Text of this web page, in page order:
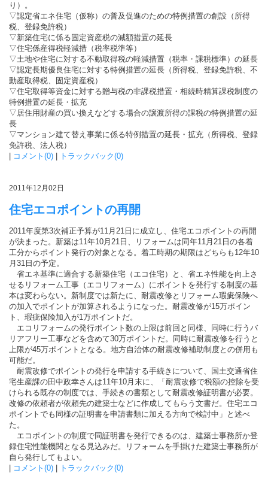
り）。
▽認定省エネ住宅（仮称）の普及促進のための特例措置の創設（所得
税、登録免許税）
▽新築住宅に係る固定資産税の減額措置の延長
▽住宅係産得税軽減措（税率税準等）
▽土地や住宅に対する不動取得税の軽減措置（税率・課税標準）の延長
▽認定長期優良住宅に対する特例措置の延長（所得税、登録免許税、不
動産取得税、固定資産税）
▽住宅取得等資金に対する贈与税の非課税措置・相続時精算課税制度の
特例措置の延長・拡充
▽居住用財産の買い換えなどする場合の譲渡所得の課税の特例措置の延
長
▽マンション建て替え事業に係る特例措置の延長・拡充（所得税、登録
免許税、法人税）
コメント(0) トラックバック(0)
2011年12月02日
住宅エコポイントの再開
2011年度第3次補正予算が11月21日に成立し、住宅エコポイントの再開
が決まった。新築は11年10月21日、リフォームは同年11月21日の各着
工分からポイント発行の対象となる。着工時期の期限はどちらも12年10
月31日の予定。
省エネ基準に適合する新築住宅（エコ住宅）と、省エネ性能を向上さ
せるリフォーム工事（エコリフォーム）にポイントを発行する制度の基
本は変わらない。新制度では新たに、耐震改修とリフォーム瑕疵保険へ
の加入でポイントが加算されるようになった。耐震改修が15万ポイン
ト、瑕疵保険加入が1万ポイントだ。
エコリフォームの発行ポイント数の上限は前回と同様、同時に行うバ
リアフリー工事などを含めて30万ポイントだ。同時に耐震改修を行うと
上限が45万ポイントとなる。地方自治体の耐震改修補助制度との併用も
可能だ。
耐震改修でポイントの発行を申請する手続きについて、国土交通省住
宅生産課の田中政幸さんは11年10月末に、「耐震改修で税額の控除を受
けられる既存の制度では、手続きの書類として耐震改修証明書が必要。
改修の依頼者が依頼先の建築士などに作成してもらう文書だ。住宅エコ
ポイントでも同様の証明書を申請書類に加える方向で検討中」と述べ
た。
エコポイントの制度で同証明書を発行できるのは、建築士事務所か登
録住宅性能機関となる見込みだ。リフォームを手掛けた建築士事務所が
自ら発行してもよい。
コメント(0) トラックバック(0)